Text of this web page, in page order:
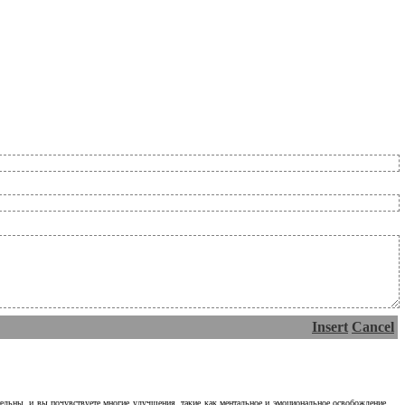
Insert Cancel
и вы почувствуете многие улучшения, такие как ментальное и эмоциональное освобождение.